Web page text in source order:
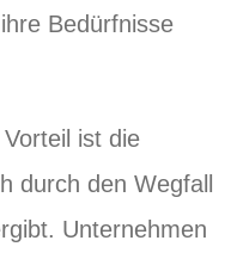
Bedürfnisse
ist die
durch den Wegfall
Unternehmen